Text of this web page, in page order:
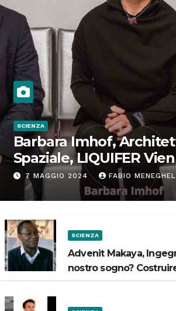
SCIENZA
Barbara Imhof,
Spaziale, LIQUIFER
“Progettiamo habitat
Spazio”
7 MAGGIO 2024 FABIO
SCIENZA
Advenit Makaya,
nostro sogno?